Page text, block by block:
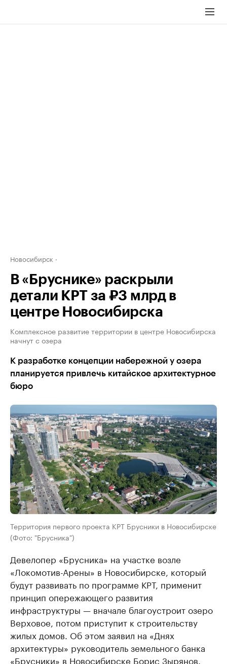
Новосибирск
В «Бруснике» раскрыли
детали КРТ за ₽3 млрд в
центре Новосибирска
Комплексное развитие территории в центре Новосибирска
начнут с озера
К разработке концепции набережной у озера
планируется привлечь китайское архитектурное
бюро
Территория первого проекта КРТ Брусники в Новосибирске
(Фото: "Брусника")
Девелопер «Брусника» на участке возле
«Локомотив-Арены» в Новосибирске, который
будут развивать по программе КРТ, применит
принцип опережающего развития
инфраструктуры — вначале благоустроит озеро
Верховое, потом приступит к строительству
жилых домов. Об этом заявил на «Днях
архитектуры» руководитель земельного банка
«Брусники» в Новосибирске Борис Зырянов.